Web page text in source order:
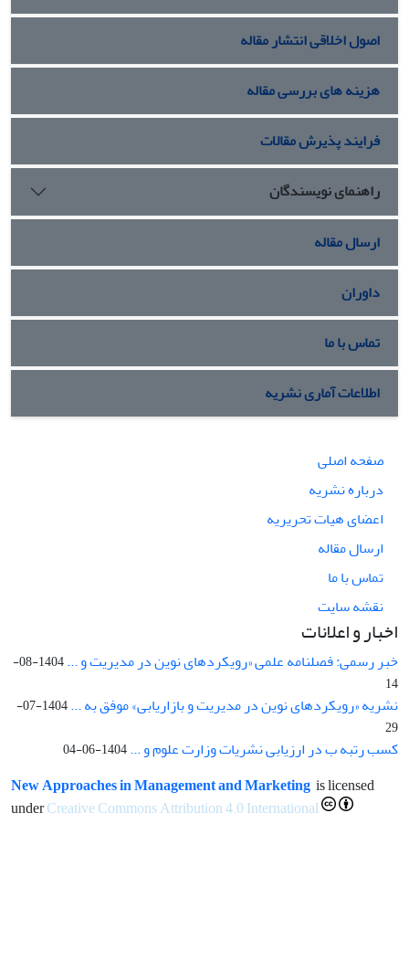
اصول اخلاقی انتشار مقاله
هزینه های بررسی مقاله
فرایند پذیرش مقالات
راهنمای نویسندگان
ارسال مقاله
داوران
تماس با ما
اطلاعات آماری نشریه
صفحه اصلی
درباره نشریه
اعضای هیات تحریریه
ارسال مقاله
تماس با ما
نقشه سایت
اخبار و اعلانات
خبر رسمی: فصلنامه علمی «رویکردهای نوین در مدیریت و ...
1404-08-
14
نشریه «رویکردهای نوین در مدیریت و بازاریابی» موفق به ...
1404-07-
29
کسب رتبه ب در ارزیابی نشریات وزارت علوم و ...1404-06-04
New Approaches in Management and Marketing is licensed
underCreative Commons Attribution 4.0 International